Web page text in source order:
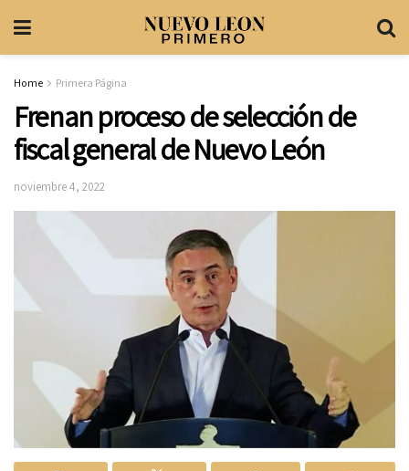
Home Primera Página
Frenan proceso de selección de
fiscal general de Nuevo León
noviembre 4, 2022